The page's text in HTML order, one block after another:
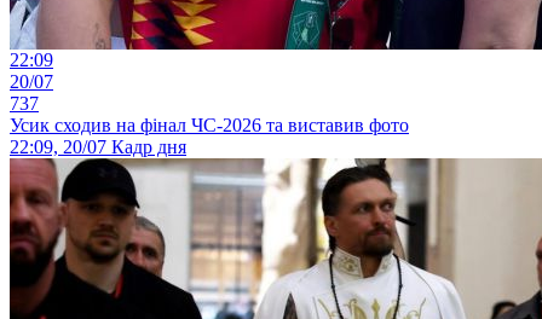
22:09
20/07
737
Усик сходив на фінал ЧС-2026 та виставив фото
22:09, 20/07 Кадр дня